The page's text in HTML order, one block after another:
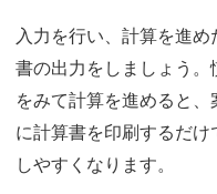
入力を行い、計算を進
書の出力をしましょう
をみて計算を進めると
に計算書を印刷するだ
しやすくなります。